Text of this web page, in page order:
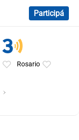
Participá
Rosario